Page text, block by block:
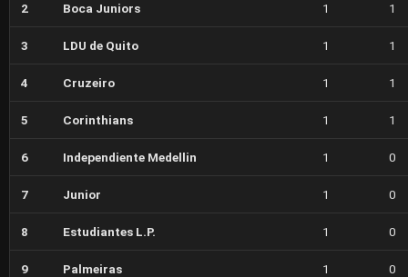
2 Boca Juniors 1 1
3 LDU de Quito 1 1
4 Cruzeiro 1 1
5 Corinthians 1 1
6 Independiente Medellin 1 0
7 Junior 1 0
8 Estudiantes L.P. 1 0
9 Palmeiras 1 0